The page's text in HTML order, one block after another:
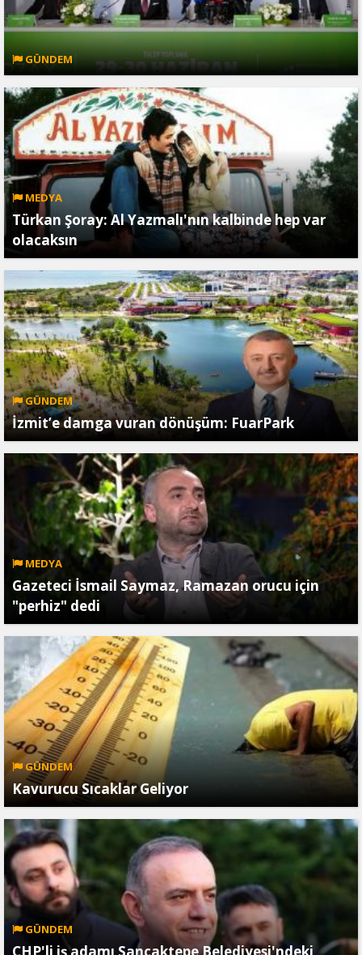
GÜNDEM
MEDYA
Türkan Şoray: Al Yazmalı'nın kalbinde hep var
olacaksın
GÜNDEM
İzmit’e damga vuran dönüşüm: FuarPark
MEDYA
Gazeteci İsmail Saymaz, Ramazan orucu için
"perhiz" dedi
GÜNDEM
Kavurucu Sıcaklar Geliyor
GÜNDEM